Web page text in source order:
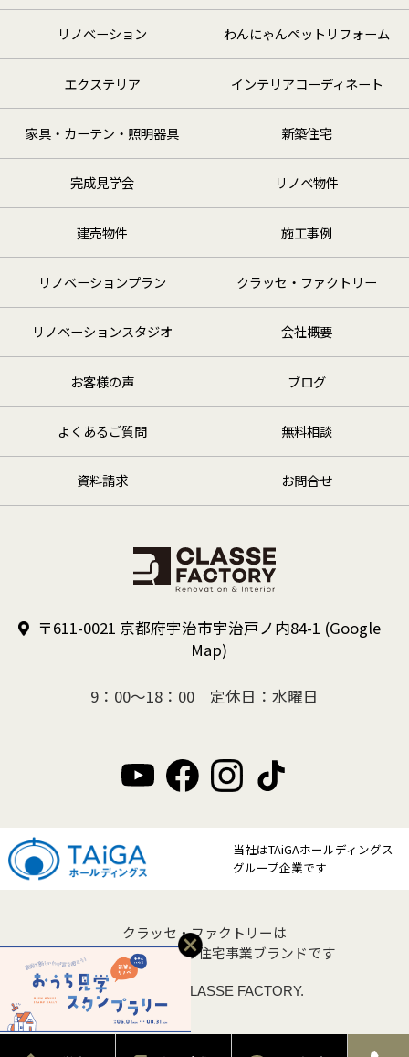
リノベーション わんにゃんペットリフォーム
エクステリア インテリアコーディネート
家具・カーテン・照明器具 新築住宅
完成見学会 リノベ物件
建売物件 施工事例
リノベーションプラン クラッセ・ファクトリー
リノベーションスタジオ 会社概要
お客様の声 ブログ
よくあるご質問 無料相談
資料請求 お問合せ
〒611-0021 京都府宇治市宇治戸ノ内84-1 (Google
Map)
9：00～18：00 定休日：水曜日
当社はTAiGAホールディングス
グループ企業です
クラッセ・ファクトリーは
クラッセ住宅販売の住宅事業ブランドです
Copyright © CLASSE FACTORY.